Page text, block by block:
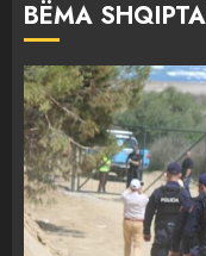
BËMA